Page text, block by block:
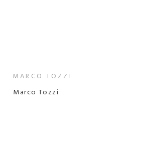
MARCO TOZZI
Marco Tozzi